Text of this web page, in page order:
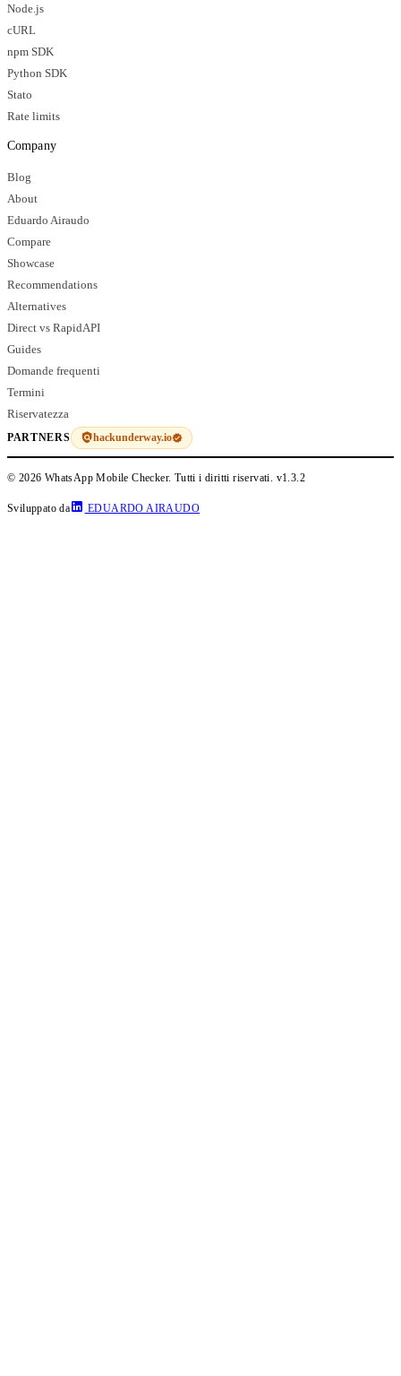
Node.js
cURL
npm SDK
Python SDK
Stato
Rate limits
Company
Blog
About
Eduardo Airaudo
Compare
Showcase
Recommendations
Alternatives
Direct vs RapidAPI
Guides
Domande frequenti
Termini
Riservatezza
PARTNERS hackunderway.io
© 2026 WhatsApp Mobile Checker. Tutti i diritti riservati. v1.3.2
Sviluppato da EDUARDO AIRAUDO